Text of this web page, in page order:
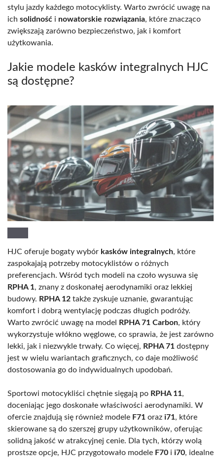
stylu jazdy każdego motocyklisty. Warto zwrócić uwagę na
ich solidność i nowatorskie rozwiązania, które znacząco
zwiększają zarówno bezpieczeństwo, jak i komfort
użytkowania.
Jakie modele kasków integralnych HJC
są dostępne?
HJC oferuje bogaty wybór kasków integralnych, które
zaspokajają potrzeby motocyklistów o różnych
preferencjach. Wśród tych modeli na czoło wysuwa się
RPHA 1, znany z doskonałej aerodynamiki oraz lekkiej
budowy. RPHA 12 także zyskuje uznanie, gwarantując
komfort i dobrą wentylację podczas długich podróży.
Warto zwrócić uwagę na model
RPHA 71 Carbon, który
wykorzystuje włókno węglowe, co sprawia, że jest zarówno
lekki, jak i niezwykle trwały. Co więcej, RPHA 71 dostępny
jest w wielu wariantach graficznych, co daje możliwość
dostosowania go do indywidualnych upodobań.
Sportowi motocykliści chętnie sięgają po RPHA 11,
doceniając jego doskonałe właściwości aerodynamiki. W
ofercie znajdują się również modele F71 oraz i71, które
skierowane są do szerszej grupy użytkowników, oferując
solidną jakość w atrakcyjnej cenie. Dla tych, którzy wolą
prostsze opcje, HJC przygotowało modele F70 i i70, idealne